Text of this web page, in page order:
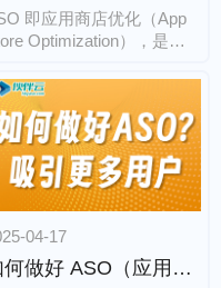
即应用商店优化（App
Optimization），是指
数据，尽可能提升 APP
见度、下载量和转化率，
而获得更多用户。具体来
，ASO 主要包括以下几个
面的优化：
04-17
如何做好 ASO（应用商店优化）？